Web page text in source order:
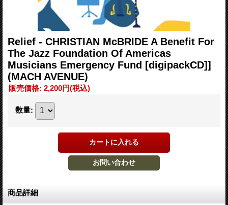
Relief - CHRISTIAN McBRIDE A Benefit For
The Jazz Foundation Of Americas
Musicians Emergency Fund [digipackCD]]
(MACH AVENUE)
販売価格: 2,200円(税込)
数量:
商品詳細